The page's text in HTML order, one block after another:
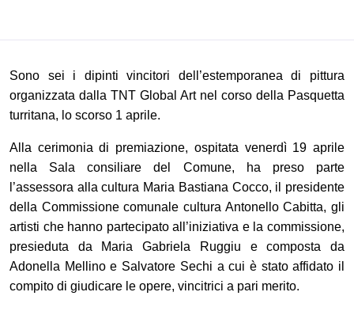
Sono sei i dipinti vincitori dell’estemporanea di pittura
organizzata dalla TNT Global Art nel corso della Pasquetta
turritana, lo scorso 1 aprile.
Alla cerimonia di premiazione, ospitata venerdì 19 aprile
nella Sala consiliare del Comune, ha preso parte
l’assessora alla cultura Maria Bastiana Cocco, il presidente
della Commissione comunale cultura Antonello Cabitta, gli
artisti che hanno partecipato all’iniziativa e la commissione,
presieduta da Maria Gabriela Ruggiu e composta da
Adonella Mellino e Salvatore Sechi a cui è stato affidato il
compito di giudicare le opere, vincitrici a pari merito.